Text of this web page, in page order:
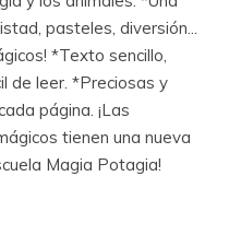
pasteles, diversión...
*Texto sencillo,
de leer. *Preciosas y
página. ¡Las
tienen una nueva
Magia Potagia!